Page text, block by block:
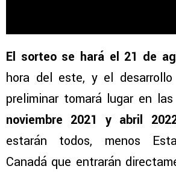
El sorteo se hará el 21 de
hora del este, y el
preliminar tomará lugar en las
noviembre 2021 y abril
estarán todos, menos
Canadá que entrarán